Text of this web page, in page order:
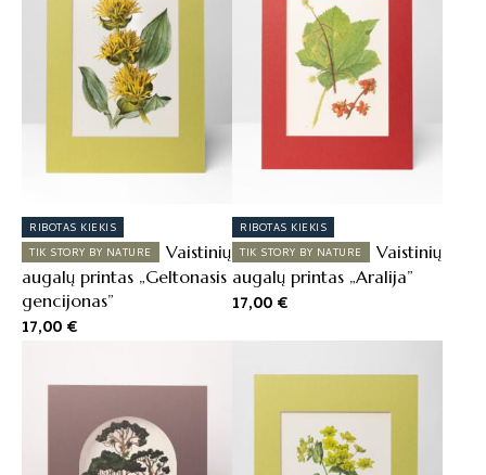
RIBOTAS KIEKIS
TIK STORY BY NATURE
Vaistinių
augalų printas „Geltonasis
gencijonas”
17,00€
RIBOTAS KIEKIS
TIK STORY BY NATURE
Vaistinių
augalų printas „Aralija”
17,00€